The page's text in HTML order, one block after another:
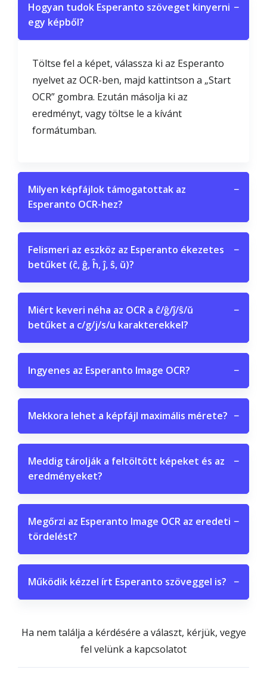
Hogyan tudok Esperanto szöveget kinyerni
egy képből?
−
Töltse fel a képet, válassza ki az Esperanto
nyelvet az OCR-ben, majd kattintson a „Start
OCR” gombra. Ezután másolja ki az
eredményt, vagy töltse le a kívánt
formátumban.
Milyen képfájlok támogatottak az
Esperanto OCR-hez?
−
Felismeri az eszköz az Esperanto ékezetes
betűket (ĉ, ĝ, ĥ, ĵ, ŝ, ŭ)?
−
Miért keveri néha az OCR a ĉ/ĝ/ĵ/ŝ/ŭ
betűket a c/g/j/s/u karakterekkel?
−
Ingyenes az Esperanto Image OCR? −
Mekkora lehet a képfájl maximális mérete? −
Meddig tárolják a feltöltött képeket és az
eredményeket?
−
Megőrzi az Esperanto Image OCR az eredeti
tördelést?
−
Működik kézzel írt Esperanto szöveggel is? −
Ha nem találja a kérdésére a választ, kérjük, vegye
fel velünk a kapcsolatot